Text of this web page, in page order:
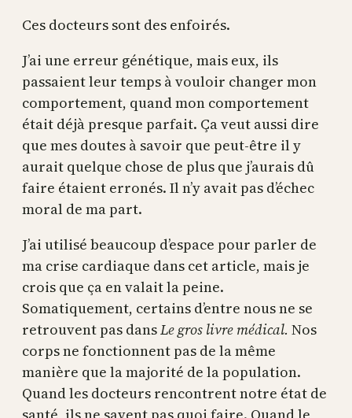
Ces docteurs sont des enfoirés.
J’ai une erreur génétique, mais eux, ils
passaient leur temps à vouloir changer mon
comportement, quand mon comportement
était déjà presque parfait. Ça veut aussi dire
que mes doutes à savoir que peut-être il y
aurait quelque chose de plus que j’aurais dû
faire étaient erronés. Il n’y avait pas d’échec
moral de ma part.
J’ai utilisé beaucoup d’espace pour parler de
ma crise cardiaque dans cet article, mais je
crois que ça en valait la peine.
Somatiquement, certains d’entre nous ne se
retrouvent pas dansLe gros livre médical. Nos
corps ne fonctionnent pas de la même
manière que la majorité de la population.
Quand les docteurs rencontrent notre état de
santé, ils ne savent pas quoi faire. Quand le